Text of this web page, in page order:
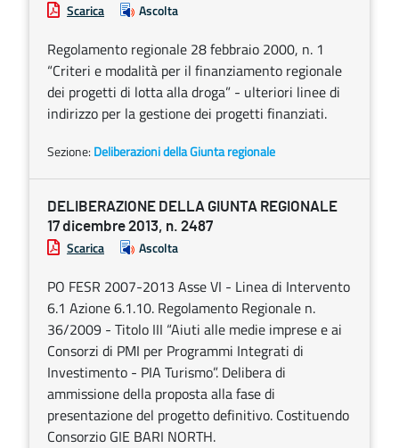
Scarica Ascolta
Regolamento regionale 28 febbraio 2000, n. 1
“Criteri e modalità per il finanziamento regionale
dei progetti di lotta alla droga” - ulteriori linee di
indirizzo per la gestione dei progetti finanziati.
Sezione: Deliberazioni della Giunta regionale
DELIBERAZIONE DELLA GIUNTA REGIONALE
17 dicembre 2013, n. 2487
Scarica Ascolta
PO FESR 2007-2013 Asse VI - Linea di Intervento
6.1 Azione 6.1.10. Regolamento Regionale n.
36/2009 - Titolo III “Aiuti alle medie imprese e ai
Consorzi di PMI per Programmi Integrati di
Investimento - PIA Turismo”. Delibera di
ammissione della proposta alla fase di
presentazione del progetto definitivo. Costituendo
Consorzio GIE BARI NORTH.